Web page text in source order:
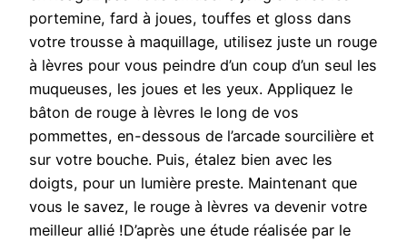
portemine, fard à joues, touffes et gloss dans
votre trousse à maquillage, utilisez juste un rouge
à lèvres pour vous peindre d’un coup d’un seul les
muqueuses, les joues et les yeux. Appliquez le
bâton de rouge à lèvres le long de vos
pommettes, en-dessous de l’arcade sourcilière et
sur votre bouche. Puis, étalez bien avec les
doigts, pour un lumière preste. Maintenant que
vous le savez, le rouge à lèvres va devenir votre
meilleur allié !D’après une étude réalisée par le